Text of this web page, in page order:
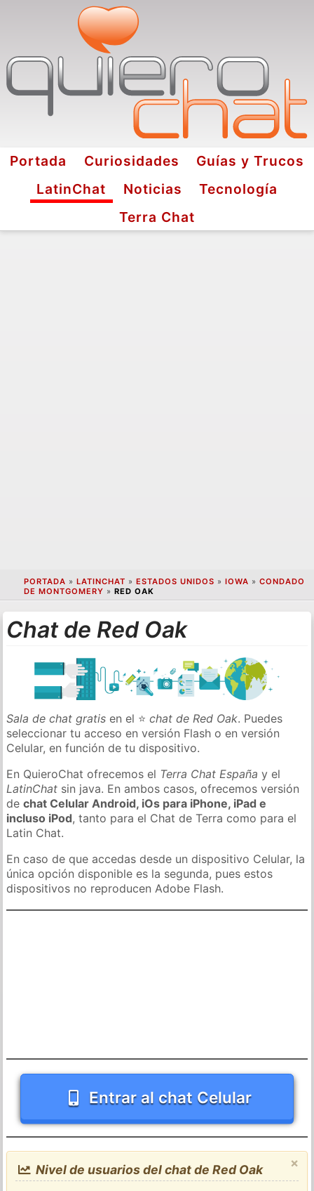
Portada Curiosidades
Guías y Trucos
LatinChat
Noticias
Tecnología
Terra Chat
PORTADA » LATINCHAT » ESTADOS UNIDOS » IOWA » CONDADO
DE MONTGOMERY » RED OAK
Chat de Red Oak
Sala de chat gratis en el ⭐chat de Red Oak. Puedes
seleccionar tu acceso en versión Flash o en versión
Celular, en función de tu dispositivo.
En QuieroChat ofrecemos el Terra Chat España y el
LatinChat sin java. En ambos casos, ofrecemos versión
dechat Celular Android, iOs para iPhone, iPad e
incluso iPod, tanto para el Chat de Terra como para el
Latin Chat.
En caso de que accedas desde un dispositivo Celular, la
única opción disponible es la segunda, pues estos
dispositivos no reproducen Adobe Flash.
Entrar al chat Celular
×
Nivel de usuarios del chat de Red Oak